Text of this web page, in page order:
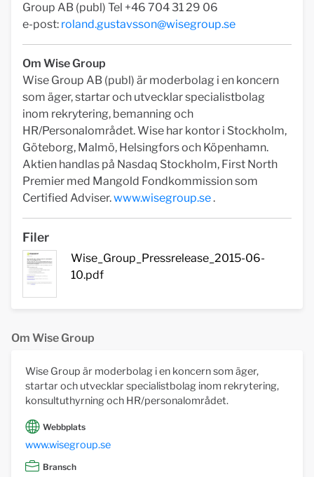
Group AB (publ) Tel +46 704 31 29 06
e-post: roland.gustavsson@wisegroup.se
Om Wise Group
Wise Group AB (publ) är moderbolag i en koncern
som äger, startar och utvecklar specialistbolag
inom rekrytering, bemanning och
HR/Personalområdet. Wise har kontor i Stockholm,
Göteborg, Malmö, Helsingfors och Köpenhamn.
Aktien handlas på Nasdaq Stockholm, First North
Premier med Mangold Fondkommission som
Certified Adviser.www.wisegroup.se.
Filer
Wise_Group_Pressrelease_2015-06-
10.pdf
Om Wise Group
Wise Group är moderbolag i en koncern som äger,
startar och utvecklar specialistbolag inom rekrytering,
konsultuthyrning och HR/personalområdet.
Webbplats
www.wisegroup.se
Bransch